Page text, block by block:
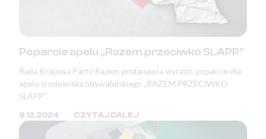
Poparcie apelu „Razem przeciwko SLAPP”
Rada Krajowa Partii Razem postanawia wyrazić poparcie dla
apelu środowiska obywatelskiego „RAZEM PRZECIWKO
SLAPP”.
9.12.2024 CZYTAJ DALEJ